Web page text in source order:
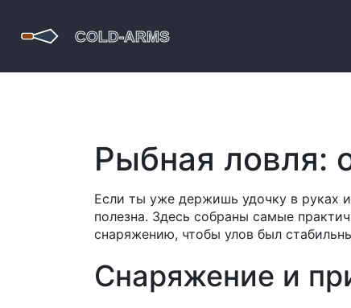
Рыбная ловля:
Если ты уже держишь удочку в руках
полезна. Здесь собраны самые
снаряжению, чтобы улов был
Снаряжение и